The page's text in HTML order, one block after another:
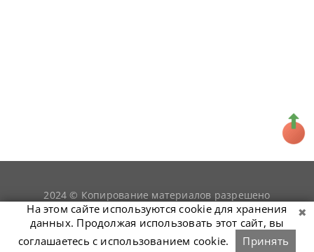
2024 © Копирование материалов разрешено
только при условии гиперссылки наsnookerist.ru
На этом сайте используются cookie для хранения
данных. Продолжая использовать этот сайт, вы
соглашаетесь с использованием cookie.
Принять